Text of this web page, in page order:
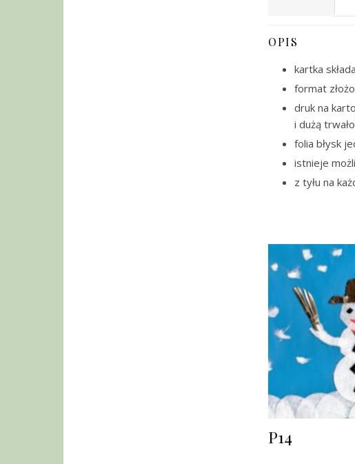
OPIS
kartka
format
druk na
i dużą
folia błysk
istnieje
z tyłu na
P14